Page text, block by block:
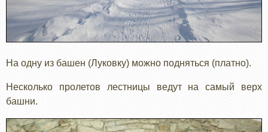
На одну из башен (Луковку) можно подняться (платно).
Несколько пролетов лестницы ведут на самый верх
башни.